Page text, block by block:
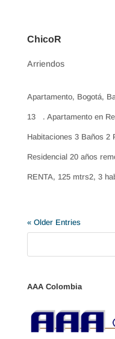
ChicoR
Arriendos
Apartamento, Bogotá,
13 . Apartamento en
Habitaciones 3 Baños 2
Residencial 20 años
RENTA, 125 mtrs2, 3
« Older Entries
AAA Colombia